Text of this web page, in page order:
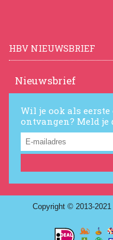
HBV NIEUWSBRIEF
Nieuwsbrief
Wil je ook als
ontvangen? Meld je
Copyright © 2013-